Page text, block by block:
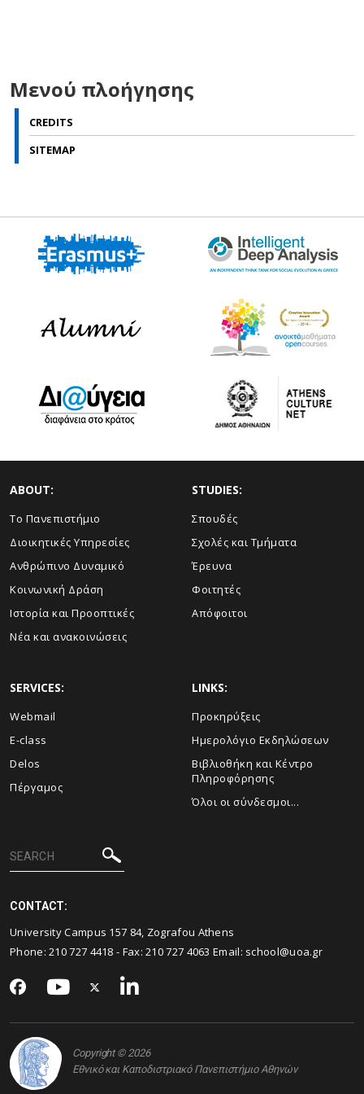
Μενού πλοήγησης
CREDITS
SITEMAP
ABOUT:
Το Πανεπιστήμιο
Διοικητικές Υπηρεσίες
Ανθρώπινο Δυναμικό
Κοινωνική Δράση
Ιστορία και Προοπτικές
Νέα και ανακοινώσεις
STUDIES:
Σπουδές
Σχολές και Τμήματα
Έρευνα
Φοιτητές
Απόφοιτοι
SERVICES:
Webmail
E-class
Delos
Πέργαμος
LINKS:
Προκηρύξεις
Ημερολόγιο Εκδηλώσεων
Βιβλιοθήκη και Κέντρο
Πληροφόρησης
Όλοι οι σύνδεσμοι...
CONTACT:
University Campus 157 84, Zografou Athens
Phone:210 727 4418 - Fax:210 727 4063 Email: school@uoa.gr
Copyright © 2026
Εθνικό και Καποδιστριακό Πανεπιστήμιο Αθηνών